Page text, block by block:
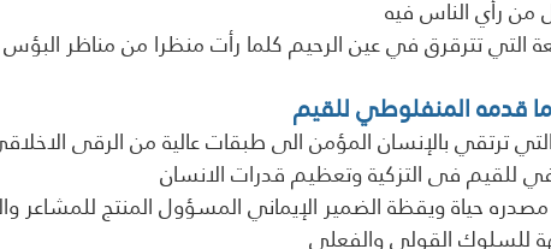
التي تترقرق في عين الرحيم كلما رأت منظرا من مناظر البؤس
قدمه المنفلوطي للقيم